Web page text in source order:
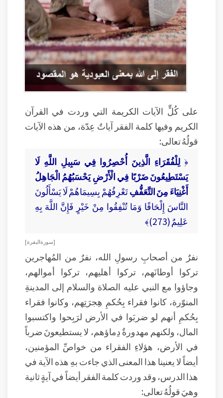
على كُلٍّ الآيات الكريمة التي وردت في القرآن
الكريم وفيها كلمة الفقر آياتٌ عِدّة، من هذه الآيات
قولُهُ تعالى:
﴿ لِلْفُقَرَاءِ الَّذِينَ أُحْصِرُوا فِي سَبِيلِ اللَّهِ لَا
يَسْتَطِيعُونَ ضَرْبًا فِي الْأَرْضِ يَحْسَبُهُمُ الْجَاهِلُ
أَغْنِيَاءَ مِنَ التَّعَفُّفِتَعْرِفُهُمْ بِسِيمَاهُمْ لَا يَسْأَلُونَ
النَّاسَ إِلْحَافًا وَمَا تُنْفِقُوا مِنْ خَيْرٍ فَإِنَّ اللَّهَ بِهِ
عَلِيمٌ (273)﴾
[ سورة البقرة ]
نفرٌ من أصحابِ رسولِ الله، نفرٌ من المُهاجرين
تركوا أوطانَهم، تركوا أهليهم، تركوا أموالهم،
وجاؤوا مع النبي عليه الصلاة والسلام إلى المدينةِ
المنوّرة، كانوا فقراء بِحُكمِ هِجرَتِهم، وكانوا فقراء
بِحُكمِ أنهم لو ضربَوا في الأرض لرَبِحوا واكتسبوا
المال، ولكنهم مهدورةٌ دِماؤهم، لا يستطيعونَ ضرباً
في الأرض، هؤلاءِ الفقراء من خواصِّ المؤمنين،
أيضاً لا يعنينا هذا المعنى الذي جاءت بهِ هذه الآية في
هذا الدرس، وقد وردت كلمة الفقر أيضاً في آيةٍ ثانية
وهيَ قولُهُ تعالى: